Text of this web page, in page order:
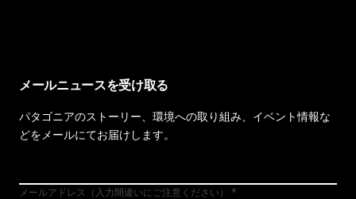
メールニュースを受け取る
パタゴニアのストーリー、環境への取り組み、イベント情報な
どをメールにてお届けします。
メールアドレス（入力間違いにご注意ください）